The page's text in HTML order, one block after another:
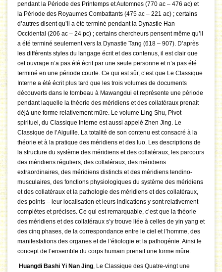
pendant la Période des Printemps et Automnes (770 ac – 476 ac) et
la Période des Royaumes Combattants (475 ac – 221 ac) ; certains
d’autres disent qu’il a été terminé pendant la Dynastie Han
Occidental (206 ac – 24 pc) ; certains chercheurs pensent même qu’il
a été terminé seulement vers la Dynastie Tang (618 – 907). D’après
les différents styles du langage écrit et des contenus, il est clair que
cet ouvrage n’a pas été écrit par une seule personne et n’a pas été
terminé en une période courte. Ce qui est sûr, c’est que Le Classique
Interne a été écrit plus tard que les trois volumes de documents
découverts dans le tombeau à Mawangdui et représente une période
pendant laquelle la théorie des méridiens et des collatéraux prenait
déjà une forme relativement mûre. Le volume Ling Shu, Pivot
spirituel, du Classique Interne est aussi appelé Zhen Jing. Le
Classique de l’Aiguille. La totalité de son contenu est consacré à la
théorie et à la pratique des méridiens et des luo. Les descriptions de
la structure du système des méridiens et des collatéraux, les parcours
des méridiens réguliers, des collatéraux, des méridiens
extraordinaires, des méridiens distincts et des méridiens tendino-
musculaires, des fonctions physiologiques du système des méridiens
et des collatéraux et la pathologie des méridiens et des collatéraux,
des points – leur localisation et leurs indications y sont relativement
complètes et précises. Ce qui est remarquable, c’est que la théorie
des méridiens et des collatéraux s’y trouve liée à celles de yin yang et
des cinq phases, de la correspondance entre le ciel et l’homme, des
manifestations des organes et de l’étiologie et la pathogénie. Ainsi le
concept de l’ensemble du corps humain prenait une forme mûre.
Huangdi Bashi Yi Nan Jing, Le Classique des Quatre-vingt une